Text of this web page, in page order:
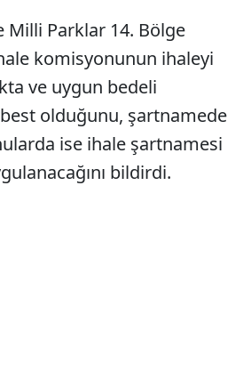
Milli Parklar 14. Bölge
komisyonunun ihaleyi
ve uygun bedeli
olduğunu, şartnamede
ise ihale şartnamesi
bildirdi.